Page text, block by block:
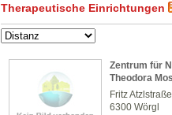
Therapeutische Einrichtungen
Zentrum für
Theodora
Fritz
6300 Wörgl